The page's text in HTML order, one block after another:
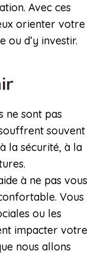
Avec ces
orienter votre
ou d’y investir.
ne sont pas
souvent
la sécurité, à la
à ne pas vous
Vous
ou les
impacter votre
nous allons